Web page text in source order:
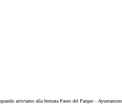
arriviamo alla fermata Paseo del Parque –